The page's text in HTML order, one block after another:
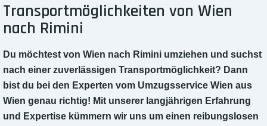
Transportmöglichkeiten von Wien
nach Rimini
Du möchtest von Wien nach Rimini umziehen und suchst
nach einer zuverlässigen Transportmöglichkeit? Dann
bist du bei den Experten vom Umzugsservice Wien aus
Wien genau richtig! Mit unserer langjährigen Erfahrung
und Expertise kümmern wir uns um einen reibungslosen